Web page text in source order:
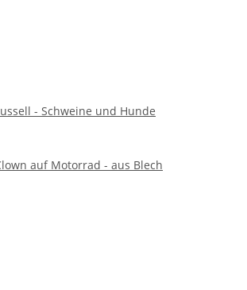
- Schweine und Hunde